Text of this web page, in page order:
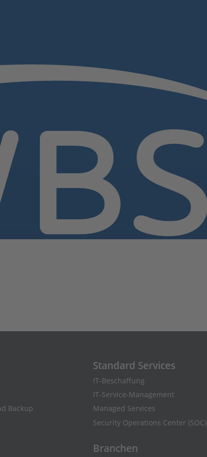
Backup
Standard Services
IT-Beschaffung
IT-Service-Management
Managed Services
Security Operations Center (SOC)
Branchen